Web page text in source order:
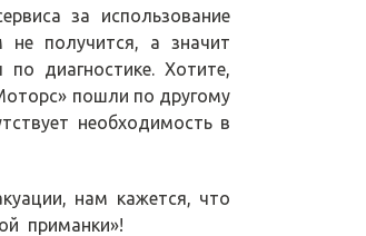
за использование
не получится, а значит
диагностике. Хотите,
пошли по другому
необходимость в
нам кажется, что
приманки»!